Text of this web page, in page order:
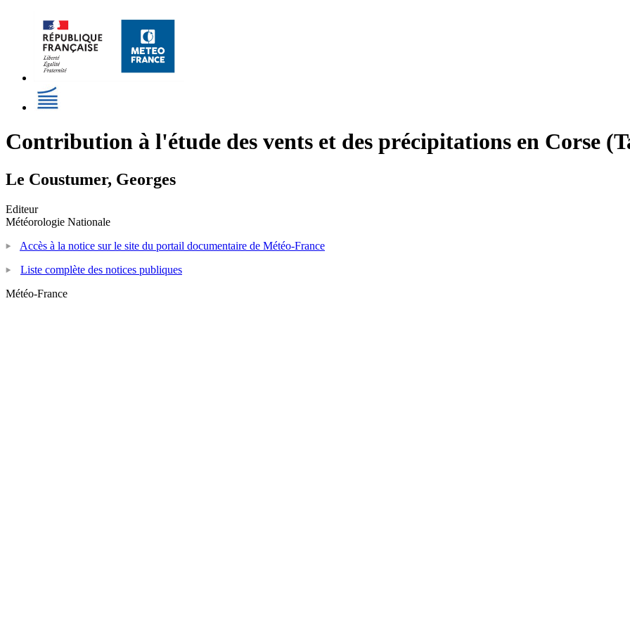
Contribution à l'étude des vents et des précipitations en Corse
Le Coustumer, Georges
Editeur
Météorologie Nationale
Accès à la notice sur le site du portail documentaire de Météo-France
Liste complète des notices publiques
Météo-France